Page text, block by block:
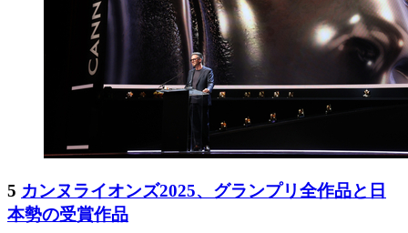
5 カンヌライオンズ2025、グランプリ全作品と日
本勢の受賞作品